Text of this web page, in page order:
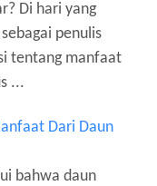
Di hari yang
penulis
tentang manfaat
...
Dari Daun
bahwa daun